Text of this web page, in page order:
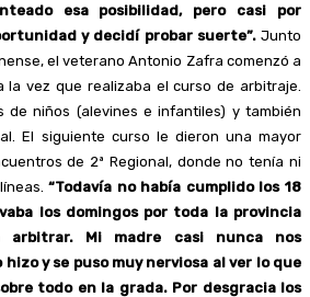
esa posibilidad, pero casi por
y decidí probar suerte”.Junto
el veterano Antonio Zafra comenzó a
la vez que realizaba el curso de arbitraje.
de niños (alevines e infantiles) y también
El siguiente curso le dieron una mayor
de 2ª Regional, donde no tenía ni
“Todavía no había cumplido los 18
los domingos por toda la provincia
arbitrar. Mi madre casi nunca nos
hizo y se puso muy nerviosa al ver lo que
todo en la grada. Por desgracia los